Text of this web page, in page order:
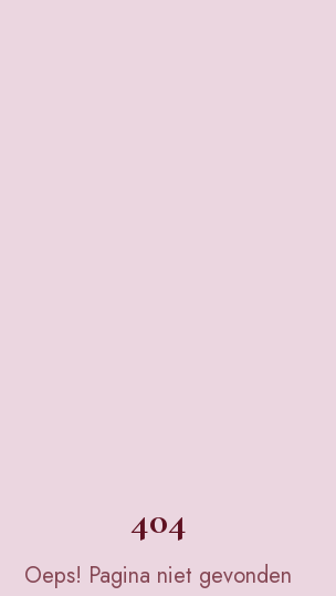
404
Oeps! Pagina niet gevonden